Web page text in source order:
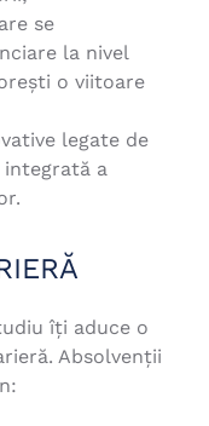
se
la nivel
o viitoare
legate de
a
îţi aduce o
Absolvenţii